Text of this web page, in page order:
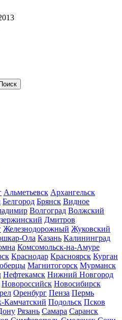
Альметьевск Архангельск
Белгород Брянск Видное
Волгоград Волжский
Дмитров
Железнодорожный Жуковский
Ола Казань Калининград
Комсомольск-на-Амуре
Краснодар Красноярск Курган
Магнитогорск Мурманск
Нефтекамск Нижний Новгород
Новороссийск Новосибирск
Оренбург Пенза Пермь
Камчатский Подольск Псков
Рязань Самара Саранск